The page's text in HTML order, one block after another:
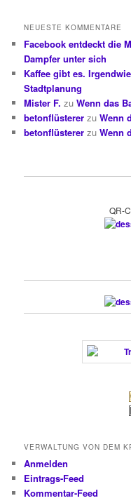
NEUESTE KOMMENTARE
Facebook entdeckt die
Dampfer unter sich
Kaffee gibt es.
Stadtplanung
Mister F. zuWenn das
betonflüsterer zuWenn
betonflüsterer zuWenn
QR-
VERWALTUNG VON DEM
Anmelden
Eintrags-Feed
Kommentar-Feed